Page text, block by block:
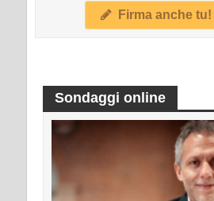
Firma anche tu!
Sondaggi online